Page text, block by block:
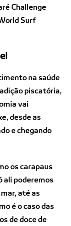
Challenge
Surf
na saúde
piscatória,
vai
desde as
e chegando
os carapaus
ali poderemos
até as
é o caso das
de doce de